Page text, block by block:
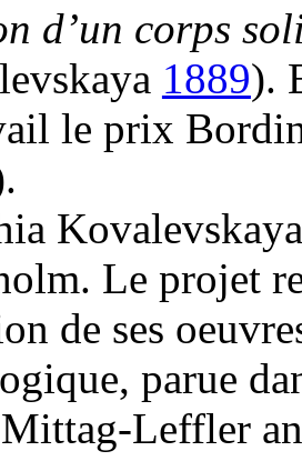
d’un corps
1889).
le prix
Le projet
de ses
parue
Leffler